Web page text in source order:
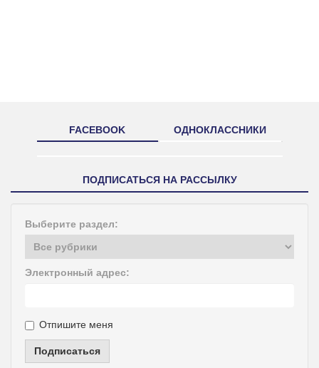
FACEBOOK ОДНОКЛАССНИКИ
ПОДПИСАТЬСЯ НА РАССЫЛКУ
Выберите раздел:
Электронный адрес:
Отпишите меня
Подписаться